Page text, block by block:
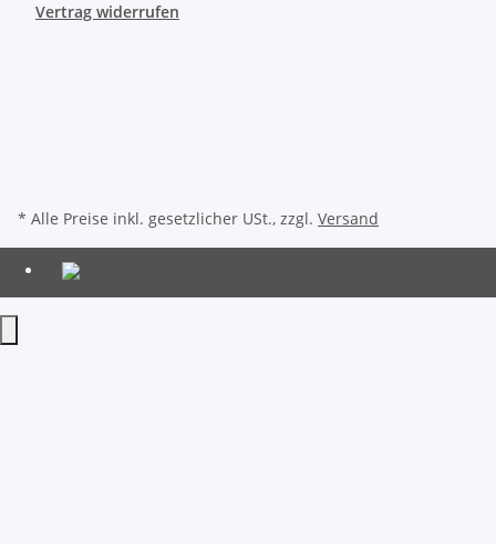
Vertrag widerrufen
* Alle Preise inkl. gesetzlicher USt., zzgl. Versand